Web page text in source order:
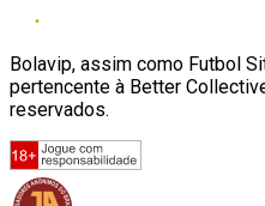
Bolavip, assim como Futbol
pertencente à Better
reservados.